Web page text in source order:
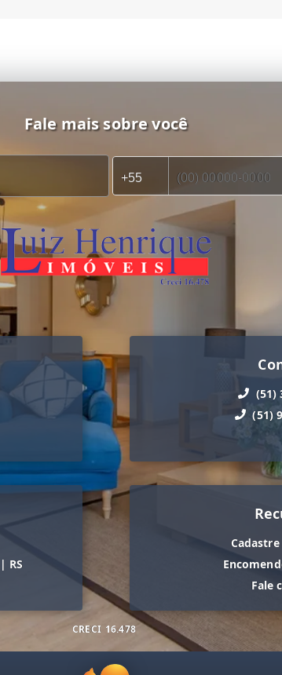
Fale mais sobre você
(51)
(51)
| RS
Fale
CRECI 16.478